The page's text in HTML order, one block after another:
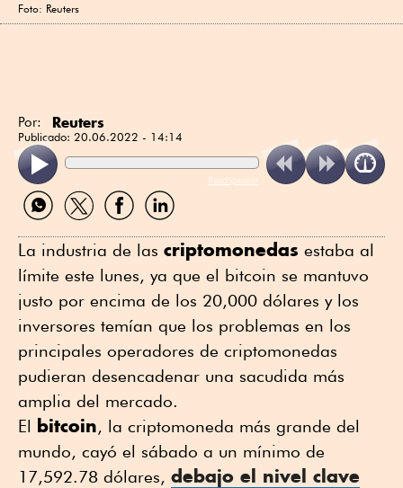
Foto: Reuters
Por: Reuters
Publicado: 20.06.2022 - 14:14
ReadSpeaker
Compartir
por
Compartir
por
Compartir
por
Compartir
por
La industria de las criptomonedas estaba al
límite este lunes, ya que el bitcoin se mantuvo
justo por encima de los 20,000 dólares y los
inversores temían que los problemas en los
principales operadores de criptomonedas
pudieran desencadenar una sacudida más
amplia del mercado.
El bitcoin, la criptomoneda más grande del
mundo, cayó el sábado a un mínimo de
17,592.78 dólares, debajo el nivel clave